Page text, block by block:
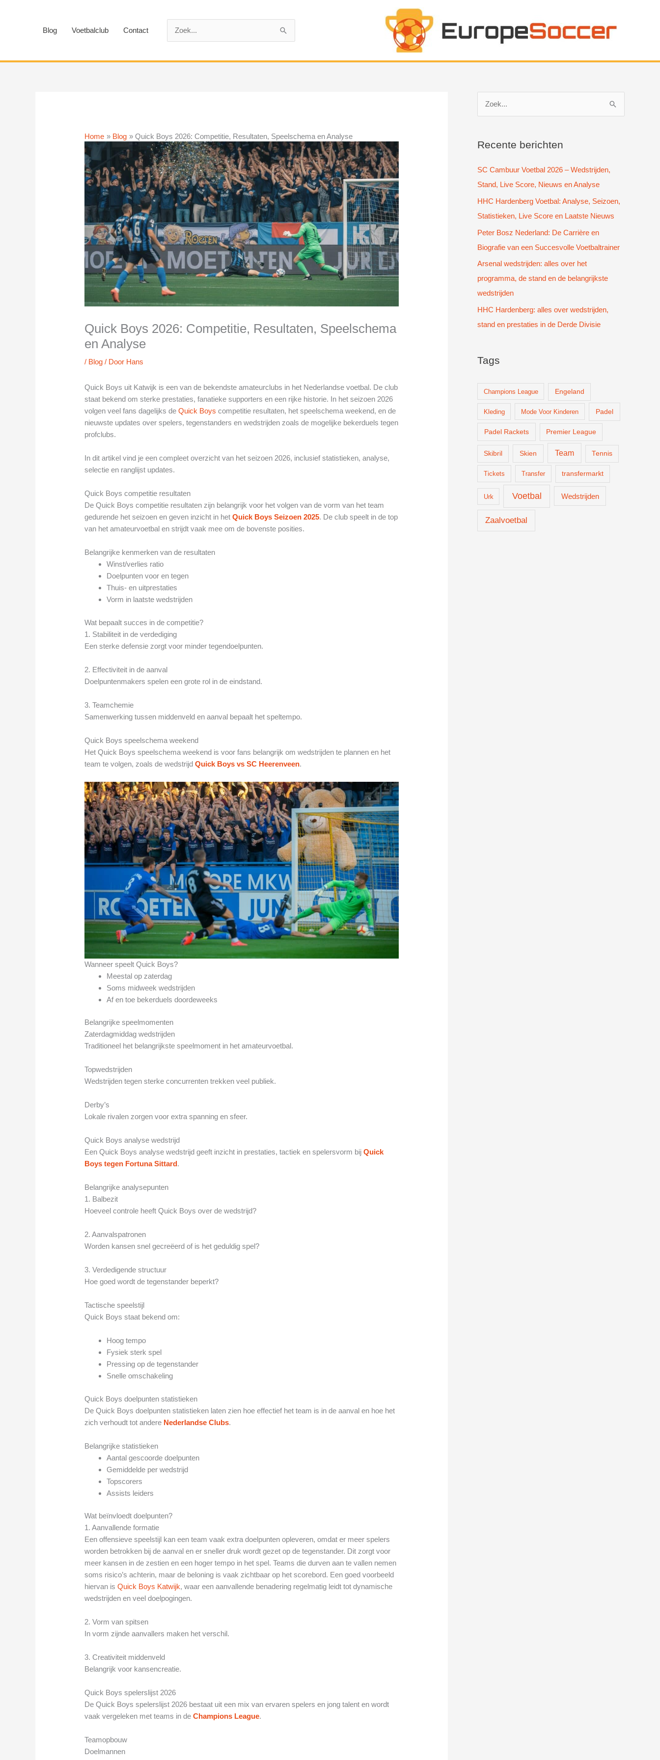
Blog Voetbalclub Contact
Home Blog Quick Boys 2026: Competitie, Resultaten, Speelschema en Analyse
Quick Boys 2026: Competitie, Resultaten, Speelschema
en Analyse
/ Blog / Door Hans
Quick Boys uit Katwijk is een van de bekendste amateurclubs in het Nederlandse voetbal. De club
staat bekend om sterke prestaties, fanatieke supporters en een rijke historie. In het seizoen 2026
volgen veel fans dagelijks deQuick Boys competitie resultaten, het speelschema weekend, en de
nieuwste updates over spelers, tegenstanders en wedstrijden zoals de mogelijke bekerduels tegen
profclubs.
In dit artikel vind je een compleet overzicht van het seizoen 2026, inclusief statistieken, analyse,
selectie en ranglijst updates.
Quick Boys competitie resultaten
De Quick Boys competitie resultaten zijn belangrijk voor het volgen van de vorm van het team
gedurende het seizoen en geven inzicht in hetQuick Boys Seizoen 2025. De club speelt in de top
van het amateurvoetbal en strijdt vaak mee om de bovenste posities.
Belangrijke kenmerken van de resultaten
Winst/verlies ratio
Doelpunten voor en tegen
Thuis- en uitprestaties
Vorm in laatste wedstrijden
Wat bepaalt succes in de competitie?
1. Stabiliteit in de verdediging
Een sterke defensie zorgt voor minder tegendoelpunten.
2. Effectiviteit in de aanval
Doelpuntenmakers spelen een grote rol in de eindstand.
3. Teamchemie
Samenwerking tussen middenveld en aanval bepaalt het speltempo.
Quick Boys speelschema weekend
Het Quick Boys speelschema weekend is voor fans belangrijk om wedstrijden te plannen en het
team te volgen, zoals de wedstrijdQuick Boys vs SC Heerenveen.
Wanneer speelt Quick Boys?
Meestal op zaterdag
Soms midweek wedstrijden
Af en toe bekerduels doordeweeks
Belangrijke speelmomenten
Zaterdagmiddag wedstrijden
Traditioneel het belangrijkste speelmoment in het amateurvoetbal.
Topwedstrijden
Wedstrijden tegen sterke concurrenten trekken veel publiek.
Derby’s
Lokale rivalen zorgen voor extra spanning en sfeer.
Quick Boys analyse wedstrijd
Een Quick Boys analyse wedstrijd geeft inzicht in prestaties, tactiek en spelersvorm bijQuick
Boys tegen Fortuna Sittard.
Belangrijke analysepunten
1. Balbezit
Hoeveel controle heeft Quick Boys over de wedstrijd?
2. Aanvalspatronen
Worden kansen snel gecreëerd of is het geduldig spel?
3. Verdedigende structuur
Hoe goed wordt de tegenstander beperkt?
Tactische speelstijl
Quick Boys staat bekend om:
Hoog tempo
Fysiek sterk spel
Pressing op de tegenstander
Snelle omschakeling
Quick Boys doelpunten statistieken
De Quick Boys doelpunten statistieken laten zien hoe effectief het team is in de aanval en hoe het
zich verhoudt tot andere Nederlandse Clubs.
Belangrijke statistieken
Aantal gescoorde doelpunten
Gemiddelde per wedstrijd
Topscorers
Assists leiders
Wat beïnvloedt doelpunten?
1. Aanvallende formatie
Een offensieve speelstijl kan een team vaak extra doelpunten opleveren, omdat er meer spelers
worden betrokken bij de aanval en er sneller druk wordt gezet op de tegenstander. Dit zorgt voor
meer kansen in de zestien en een hoger tempo in het spel. Teams die durven aan te vallen nemen
soms risico’s achterin, maar de beloning is vaak zichtbaar op het scorebord. Een goed voorbeeld
hiervan isQuick Boys Katwijk, waar een aanvallende benadering regelmatig leidt tot dynamische
wedstrijden en veel doelpogingen.
2. Vorm van spitsen
In vorm zijnde aanvallers maken het verschil.
3. Creativiteit middenveld
Belangrijk voor kansencreatie.
Quick Boys spelerslijst 2026
De Quick Boys spelerslijst 2026 bestaat uit een mix van ervaren spelers en jong talent en wordt
vaak vergeleken met teams in deChampions League.
Teamopbouw
Doelmannen
k
a
a
r
:
Recente berichten
SC Cambuur Voetbal 2026 – Wedstrijden,
Stand, Live Score, Nieuws en Analyse
HHC Hardenberg Voetbal: Analyse, Seizoen,
Statistieken, Live Score en Laatste Nieuws
Peter Bosz Nederland: De Carrière en
Biografie van een Succesvolle Voetbaltrainer
Arsenal wedstrijden: alles over het
programma, de stand en de belangrijkste
wedstrijden
HHC Hardenberg: alles over wedstrijden,
stand en prestaties in de Derde Divisie
Tags
Champions League Engeland
Kleding Mode Voor Kinderen Padel
Padel Rackets Premier League
Skibril Skien Team Tennis
Tickets Transfer transfermarkt
Urk Voetbal Wedstrijden
Zaalvoetbal